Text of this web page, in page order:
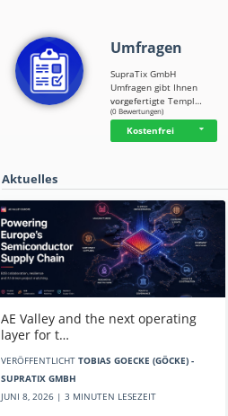
Umfragen
SupraTix GmbH
Umfragen gibt Ihnen
vorgefertigte Templ…
☆☆☆☆☆
(0 Bewertungen)
Kostenfrei
Aktuelles
AE Valley and the next operating
layer for t…
VERÖFFENTLICHT TOBIAS GOECKE (GÖCKE) -
SUPRATIX GMBH
JUNI 8, 2026 | 3 MINUTEN LESEZEIT